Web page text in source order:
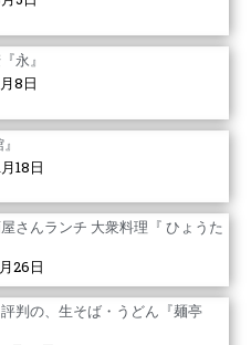
永』
8日
18日
さんランチ 大衆料理『 ひょうた
26日
判の、生そば・うどん『麺亭